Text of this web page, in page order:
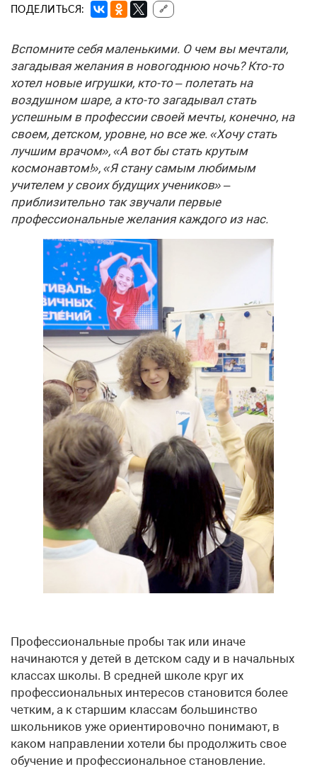
ПОДЕЛИТЬСЯ: 🔗
Вспомните себя маленькими. О чем вы мечтали,
загадывая желания в новогоднюю ночь? Кто-то
хотел новые игрушки, кто-то – полетать на
воздушном шаре, а кто-то загадывал стать
успешным в профессии своей мечты, конечно, на
своем, детском, уровне, но все же. «Хочу стать
лучшим врачом», «А вот бы стать крутым
космонавтом!», «Я стану самым любимым
учителем у своих будущих учеников» –
приблизительно так звучали первые
профессиональные желания каждого из нас.
Профессиональные пробы так или иначе
начинаются у детей в детском саду и в начальных
классах школы. В средней школе круг их
профессиональных интересов становится более
четким, а к старшим классам большинство
школьников уже ориентировочно понимают, в
каком направлении хотели бы продолжить свое
обучение и профессиональное становление.